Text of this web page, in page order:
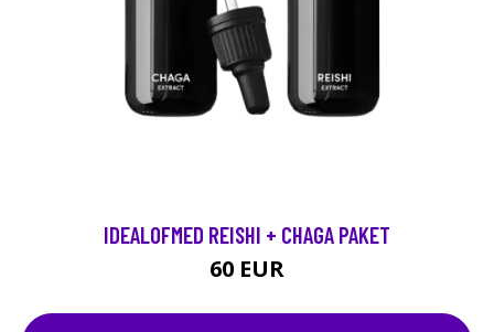
IDEALOFMED REISHI + CHAGA PAKET
60 EUR